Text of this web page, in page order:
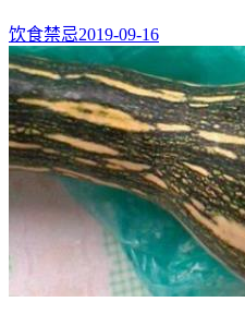
饮食禁忌2019-09-16